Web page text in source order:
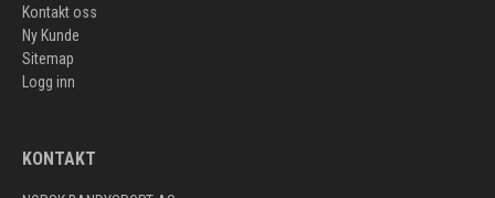
Kontakt oss
Ny Kunde
Sitemap
Logg inn
KONTAKT